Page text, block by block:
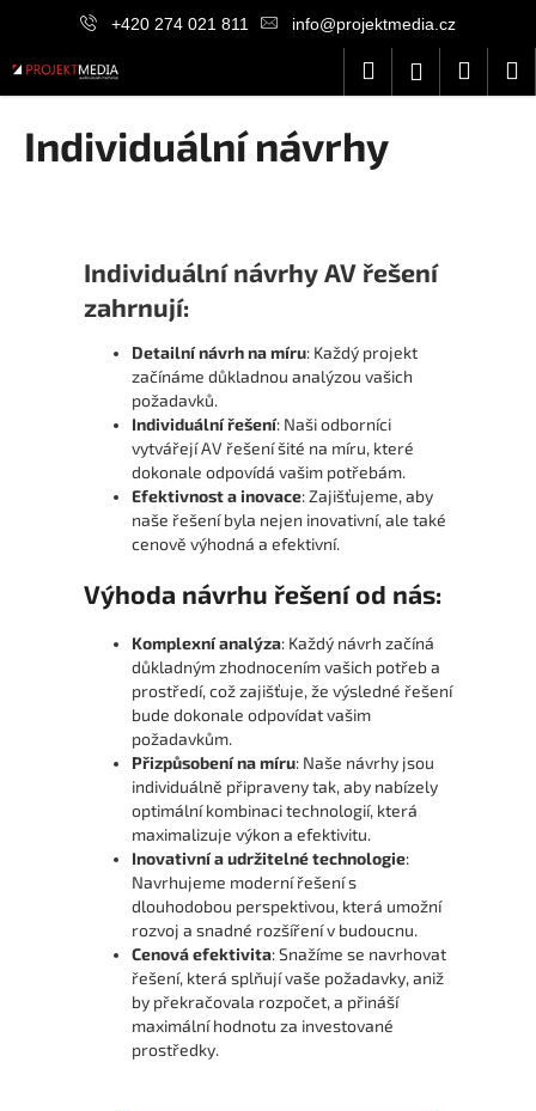
+420 274 021 811 info@projektmedia.cz
HledatPřihlášení
Individuální návrhy
Individuální návrhy AV řešení
zahrnují:
Detailní návrh na míru: Každý projekt
začínáme důkladnou analýzou vašich
požadavků.
Individuální řešení: Naši odborníci
vytvářejí AV řešení šité na míru, které
dokonale odpovídá vašim potřebám.
Efektivnost a inovace: Zajišťujeme, aby
naše řešení byla nejen inovativní, ale také
cenově výhodná a efektivní.
Výhoda návrhu řešení od nás:
Komplexní analýza: Každý návrh začíná
důkladným zhodnocením vašich potřeb a
prostředí, což zajišťuje, že výsledné řešení
bude dokonale odpovídat vašim
požadavkům.
Přizpůsobení na míru: Naše návrhy jsou
individuálně připraveny tak, aby nabízely
optimální kombinaci technologií, která
maximalizuje výkon a efektivitu.
Inovativní a udržitelné technologie:
Navrhujeme moderní řešení s
dlouhodobou perspektivou, která umožní
rozvoj a snadné rozšíření v budoucnu.
Cenová efektivita: Snažíme se navrhovat
řešení, která splňují vaše požadavky, aniž
by překračovala rozpočet, a přináší
maximální hodnotu za investované
prostředky.
š
í
C
o
HLEDAT